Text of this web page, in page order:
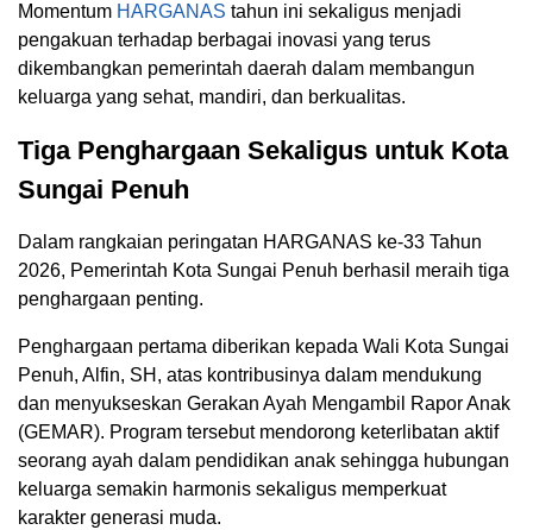
Momentum HARGANAS tahun ini sekaligus menjadi
pengakuan terhadap berbagai inovasi yang terus
dikembangkan pemerintah daerah dalam membangun
keluarga yang sehat, mandiri, dan berkualitas.
Tiga Penghargaan Sekaligus untuk Kota
Sungai Penuh
Dalam rangkaian peringatan HARGANAS ke-33 Tahun
2026, Pemerintah Kota Sungai Penuh berhasil meraih tiga
penghargaan penting.
Penghargaan pertama diberikan kepada Wali Kota Sungai
Penuh, Alfin, SH, atas kontribusinya dalam mendukung
dan menyukseskan Gerakan Ayah Mengambil Rapor Anak
(GEMAR). Program tersebut mendorong keterlibatan aktif
seorang ayah dalam pendidikan anak sehingga hubungan
keluarga semakin harmonis sekaligus memperkuat
karakter generasi muda.